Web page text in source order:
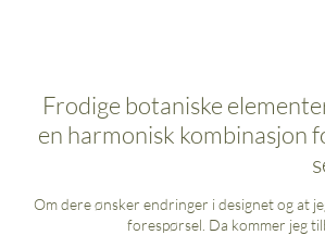
Frodige botaniske
en harmonisk kombinasjon
Om dere ønsker endringer i designet og at
forespørsel. Da kommer jeg